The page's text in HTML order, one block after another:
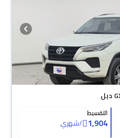
التقسيط
1,904
/شهري